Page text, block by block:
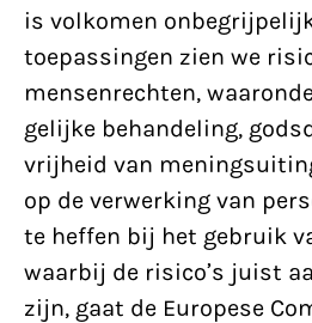
is volkomen
toepassingen zien we
mensenrechten,
gelijke behandeling,
vrijheid van
op de verwerking van
te heffen bij het gebruik
waarbij de risico’s juist
zijn, gaat de Europese